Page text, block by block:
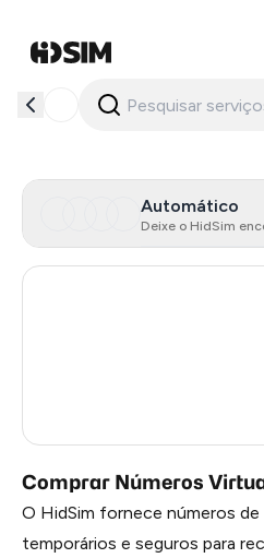
Automático
Deixe o HidSim
Comprar Números
O HidSim fornece números
temporários e seguros para